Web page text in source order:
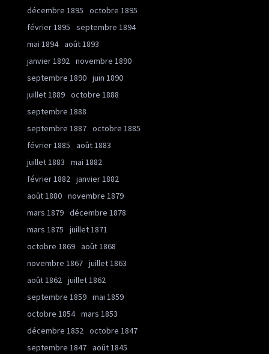
décembre 1895
octobre 1895
février 1895
septembre 1894
mai 1894 août 1893
janvier 1892 novembre 1890
septembre 1890 juin 1890
juillet 1889 octobre 1888
septembre 1888
septembre 1887 octobre 1885
février 1885
août 1883
juillet 1883
mai 1882
février 1882 janvier 1882
août 1880 novembre 1879
mars 1879 décembre 1878
mars 1875
juillet 1871
octobre 1869 août 1868
novembre 1867 juillet 1863
août 1862 juillet 1862
septembre 1859 mai 1859
octobre 1854 mars 1853
décembre 1852 octobre 1847
septembre 1847 août 1845